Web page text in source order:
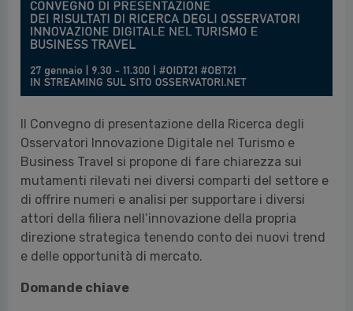
Il Convegno di presentazione della Ricerca degli
Osservatori Innovazione Digitale nel Turismo e
Business Travel si propone di fare chiarezza sui
mutamenti rilevati nei diversi comparti del settore e
di offrire numeri e analisi per supportare i diversi
attori della filiera nell’innovazione della propria
direzione strategica tenendo conto dei nuovi trend
e delle opportunità di mercato.
Domande chiave